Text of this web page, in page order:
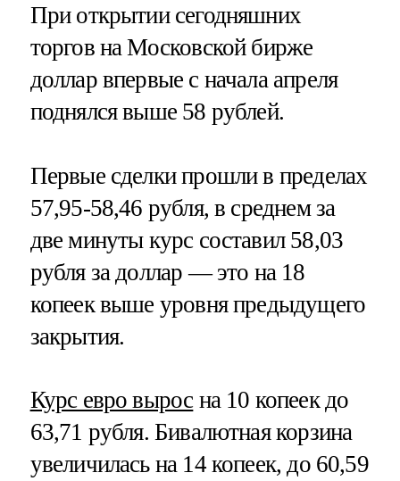
При открытии сегодняшних
торгов на Московской бирже
доллар впервые с начала апреля
поднялся выше 58 рублей.
Первые сделки прошли в пределах
57,95-58,46 рубля, в среднем за
две минуты курс составил 58,03
рубля за доллар — это на 18
копеек выше уровня предыдущего
закрытия.
Курс евро выросна 10 копеек до
63,71 рубля. Бивалютная корзина
увеличилась на 14 копеек, до 60,59